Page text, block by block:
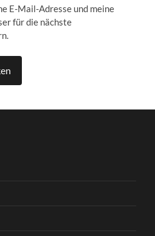
E-Mail-Adresse und meine
für die nächste